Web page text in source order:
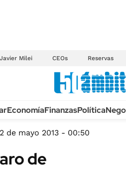
Javier Milei CEOs Reservas
TECNOLOGÍA
MÉXICO
MUNDO
EconomíaFinanzasPolítica
2 de mayo 2013 - 00:50
de